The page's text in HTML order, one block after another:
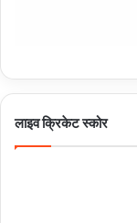
लाइव क्रिकेट स्कोर